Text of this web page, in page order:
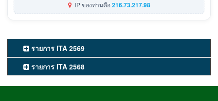
IP ของท่านคือ216.73.217.98
รายการ ITA 2569
รายการ ITA 2568